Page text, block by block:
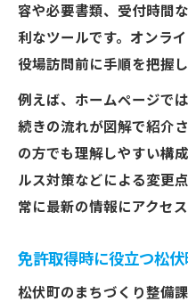
容や必要書類、受付時間
利なツールです。オンラ
役場訪問前に手順を把握
例えば、ホームページで
続きの流れが図解で紹介
の方でも理解しやすい構
ルス対策などによる変更
常に最新の情報にアクセ
免許取得時に役立つ松
松伏町のまちづくり整備